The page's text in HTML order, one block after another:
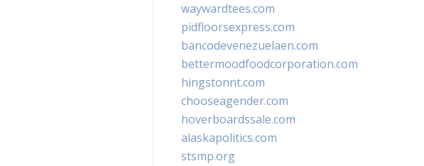
waywardtees.com
pidfloorsexpress.com
bancodevenezuelaen.com
bettermoodfoodcorporation.com
hingstonnt.com
chooseagender.com
hoverboardssale.com
alaskapolitics.com
stsmp.org